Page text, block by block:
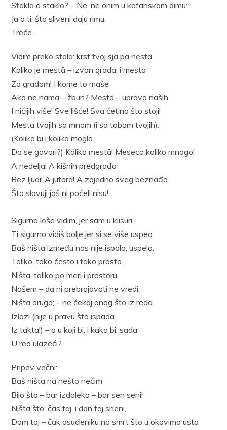
Stakla o staklo? – Ne, ne onim u kafanskom dimu:
Ja o ti, što sliveni daju rimu:
Treće.
Vidim preko stola: krst tvoj sja pa nesta.
Koliko je mestā – izvan grada, i mesta
Za gradom! I kome to maše
Ako ne nama – žbun? Mestā – upravo naših
I ničijih više! Sve lišće! Sva četina što stoji!
Mesta tvojih sa mnom (i sa tobom tvojih).
(Koliko bi i koliko moglo
Da se govori?) Koliko mestā! Meseca koliko mnogo!
A nedelja! A kišnih predgrađa
Bez ljudi! A jutara! A zajedno sveg beznađa
Što slavuji još ni počeli nisu!
Sigurno loše vidim, jer sam u klisuri.
Ti sigurno vidiš bolje jer si se više uspeo:
Baš ništa između nas nije ispalo, uspelo.
Toliko, tako često i tako prosto.
Ništa, toliko po meri i prostoru
Našem – da ni prebrojavati ne vredi.
Ništa drugo; – ne čekaj onog što iz reda
Izlazi (nije u pravu što ispada
Iz takta!) – a u koji bi, i kako bi, sada,
U red ulazeći?
Pripev večni:
Baš ništa na nešto nečim
Bilo šta – bar izdaleka – bar sen seni!
Ništa što: čas taj, i dan taj sneni,
Dom taj – čak osuđeniku na smrt što u okovima usta